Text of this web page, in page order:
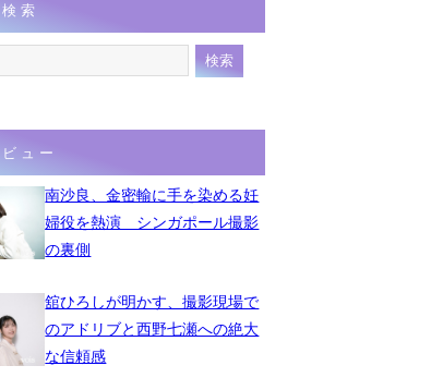
索
ュー
南沙良、金密輸に手を染める妊
婦役を熱演 シンガポール撮影
の裏側
舘ひろしが明かす、撮影現場で
のアドリブと西野七瀬への絶大
な信頼感